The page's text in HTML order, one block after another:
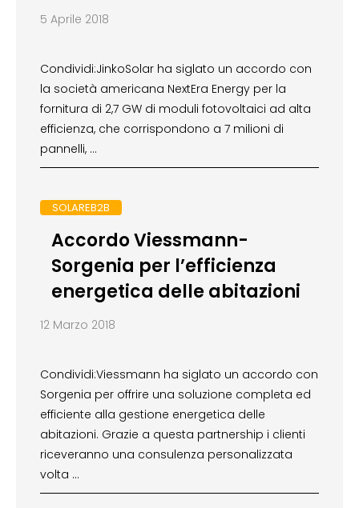
5 Aprile 2018
Condividi:JinkoSolar ha siglato un accordo con
la società americana NextEra Energy per la
fornitura di 2,7 GW di moduli fotovoltaici ad alta
efficienza, che corrispondono a 7 milioni di
pannelli, …
SOLAREB2B
Accordo Viessmann-
Sorgenia per l’efficienza
energetica delle abitazioni
12 Marzo 2018
Condividi:Viessmann ha siglato un accordo con
Sorgenia per offrire una soluzione completa ed
efficiente alla gestione energetica delle
abitazioni. Grazie a questa partnership i clienti
riceveranno una consulenza personalizzata
volta …